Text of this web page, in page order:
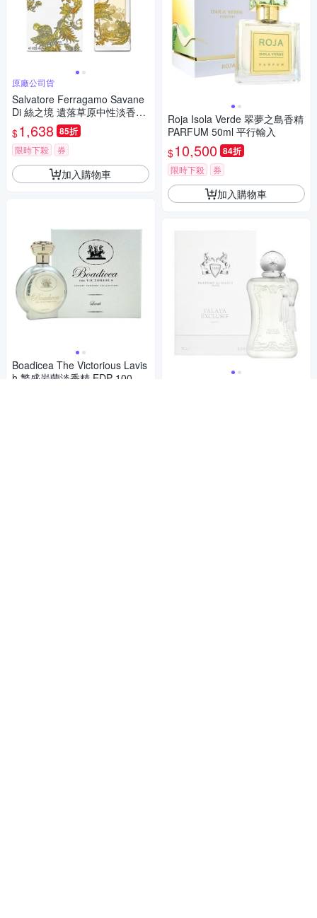
原廠公司貨
Salvatore Ferragamo Savane
Di 絲之境 遺落草原中性淡香精
100ml (原廠公司貨) 期限 202
6/07
$1,638 85折
限時下殺 券
加入購物車
Boadicea The Victorious Lavis
h 繁盛岩蘭淡香精 EDP 100ml
Roja Isola Verde 翠夢之島香精
PARFUM 50ml 平行輸入
$10,500 84折
限時下殺 券
加入購物車